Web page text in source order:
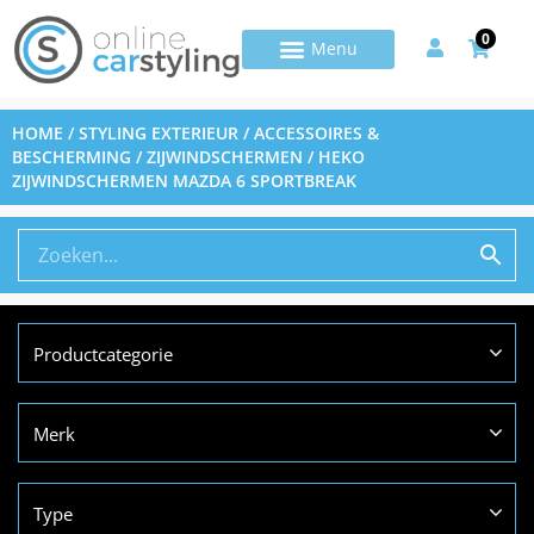
0
HOME /STYLING EXTERIEUR /ACCESSOIRES &
BESCHERMING /ZIJWINDSCHERMEN / HEKO
ZIJWINDSCHERMEN MAZDA 6 SPORTBREAK
Productcategorie
Merk
Type